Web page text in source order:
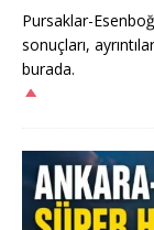
Pursaklar-
sonuçları,
burada.